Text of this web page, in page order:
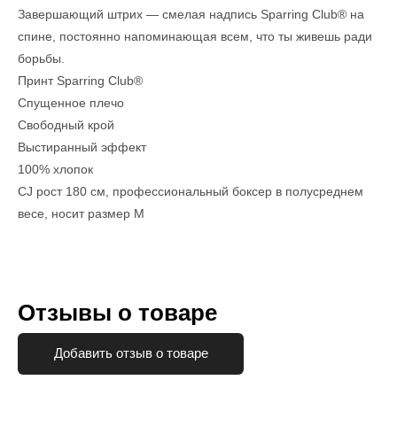
Завершающий штрих — смелая надпись Sparring Club® на
спине, постоянно напоминающая всем, что ты живешь ради
борьбы.
Принт Sparring Club®
Спущенное плечо
Свободный крой
Выстиранный эффект
100% хлопок
CJ рост 180 см, профессиональный боксер в полусреднем
весе, носит размер M
Отзывы о товаре
Добавить отзыв о товаре